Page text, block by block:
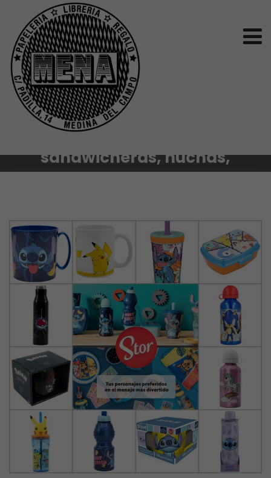
Botellas, tazas,
sandwicheras, huchas,
vasos…